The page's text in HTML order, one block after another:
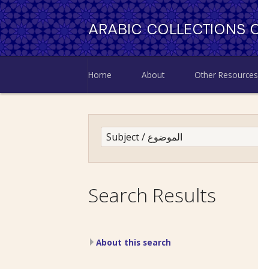
ARABIC COLLECTIONS
Home About Other Resources
Search Results
About this search